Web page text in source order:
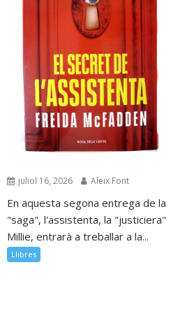
juliol 16, 2026 Aleix Font
En aquesta segona entrega de la
"saga", l'assistenta, la "justiciera"
Millie, entrarà a treballar a la...
Llibres